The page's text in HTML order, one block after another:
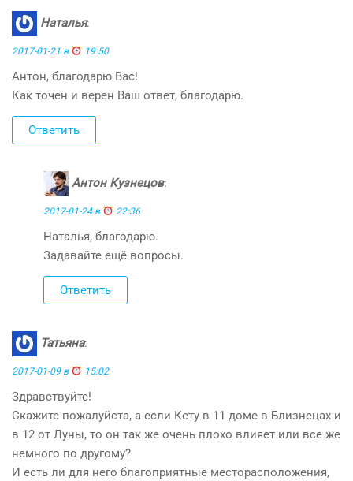
Наталья:
2017-01-21 в 19:50
Антон, благодарю Вас!
Как точен и верен Ваш ответ, благодарю.
Ответить
Антон Кузнецов:
2017-01-24 в 22:36
Наталья, благодарю.
Задавайте ещё вопросы.
Ответить
Татьяна:
2017-01-09 в 15:02
Здравствуйте!
Скажите пожалуйста, а если Кету в 11 доме в Близнецах и
в 12 от Луны, то он так же очень плохо влияет или все же
немного по другому?
И есть ли для него благоприятные месторасположения,